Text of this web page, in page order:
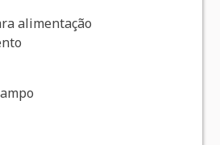
alimentação